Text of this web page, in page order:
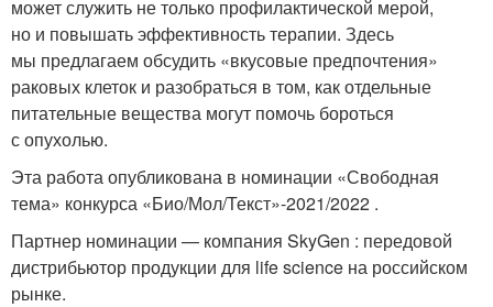
может служить не только профилактической мерой,
но и повышать эффективность терапии. Здесь
мы предлагаем обсудить «вкусовые предпочтения»
раковых клеток и разобраться в том, как отдельные
питательные вещества могут помочь бороться
с опухолью.
Эта работа опубликована в номинации «Свободная
тема» конкурса «Био/Мол/Текст»-2021/2022 .
Партнер номинации — компания SkyGen : передовой
дистрибьютор продукции для life science на российском
рынке.